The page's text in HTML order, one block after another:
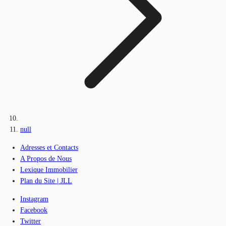
null
Adresses et Contacts
A Propos de Nous
Lexique Immobilier
Plan du Site | JLL
Instagram
Facebook
Twitter